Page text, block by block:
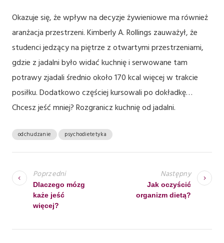
Okazuje się, że wpływ na decyzje żywieniowe ma również
aranżacja przestrzeni. Kimberly A. Rollings zauważył, że
studenci jedzący na piętrze z otwartymi przestrzeniami,
gdzie z jadalni było widać kuchnię i serwowane tam
potrawy zjadali średnio około 170 kcal więcej w trakcie
posiłku. Dodatkowo częściej kursowali po dokładkę…
Chcesz jeść mniej? Rozgranicz kuchnię od jadalni.
odchudzanie psychodietetyka
A
W
A
Poprzedni
Dlaczego mózg
każe jeść
więcej?
Następny
Jak oczyścić
organizm dietą?